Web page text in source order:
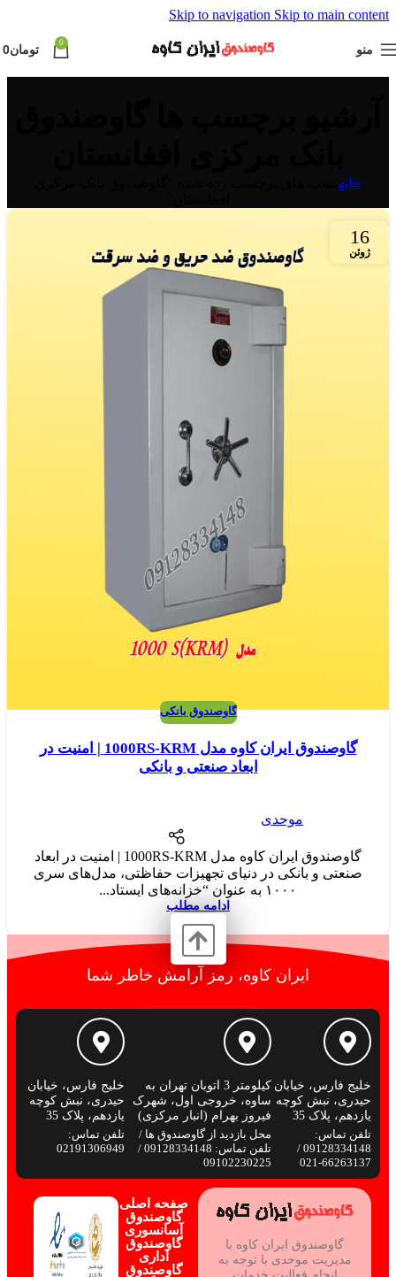
Skip to navigation Skip to main content
منو 0 تومان0
خانه
16
ژوئن
گاوصندوق بانکی
گاوصندوق ایران کاوه مدل 1000RS-KRM | امنیت در
ابعاد صنعتی و بانکی
موحدی
گاوصندوق ایران کاوه مدل 1000RS-KRM | امنیت در ابعاد
صنعتی و بانکی در دنیای تجهیزات حفاظتی، مدل‌های سری
۱۰۰۰ به عنوان “خزانه‌های ایستاد...
ادامه مطلب
ایران کاوه، رمز آرامش خاطر شما
خلیج فارس، خیابان
حیدری، نبش کوچه
یازدهم، پلاک 35
تلفن تماس:
09128334148 /
66263137-021
کیلومتر 3 اتوبان تهران به
ساوه، خروجی اول، شهرک
فیروز بهرام (انبار مرکزی)
محل بازدید از گاوصندوق ها /
تلفن تماس: 09128334148 /
09102230225
خلیج فارس، خیابان
حیدری، نبش کوچه
یازدهم، پلاک 35
تلفن تماس:
02191306949
گاوصندوق ایران کاوه با
مدیریت موحدی با توجه به
صفحه اصلی
گاوصندوق
آسانسوری
گاوصندوق
اداری
گاوصندوق